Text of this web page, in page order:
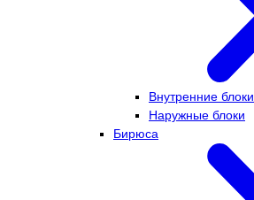
Внутренние блоки
Наружные блоки
Бирюса